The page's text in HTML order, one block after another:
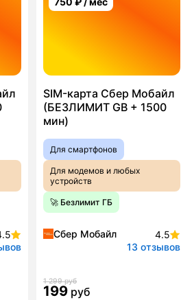
SIM-карта Сбер Мобайл
(БЕЗЛИМИТ GB + 1500
мин)
Для смартфонов
Для модемов и любых
устройств
🚀 Безлимит ГБ
Сбер Мобайл
4.5
13 отзывов
1 299 руб
199 руб